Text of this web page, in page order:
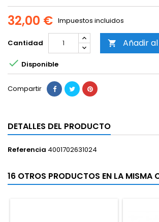
32,00 € Impuestos incluidos
Cantidad  Añadir
 Disponible
Compartir
DETALLES DEL PRODUCTO
Referencia 4001702631024
16 OTROS PRODUCTOS EN LA MISMA